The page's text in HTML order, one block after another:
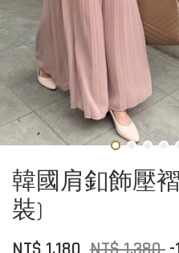
韓國肩釦飾壓
裝)